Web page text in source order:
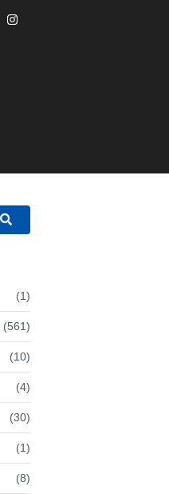
(1)
(561)
(10)
(4)
(30)
(1)
(8)